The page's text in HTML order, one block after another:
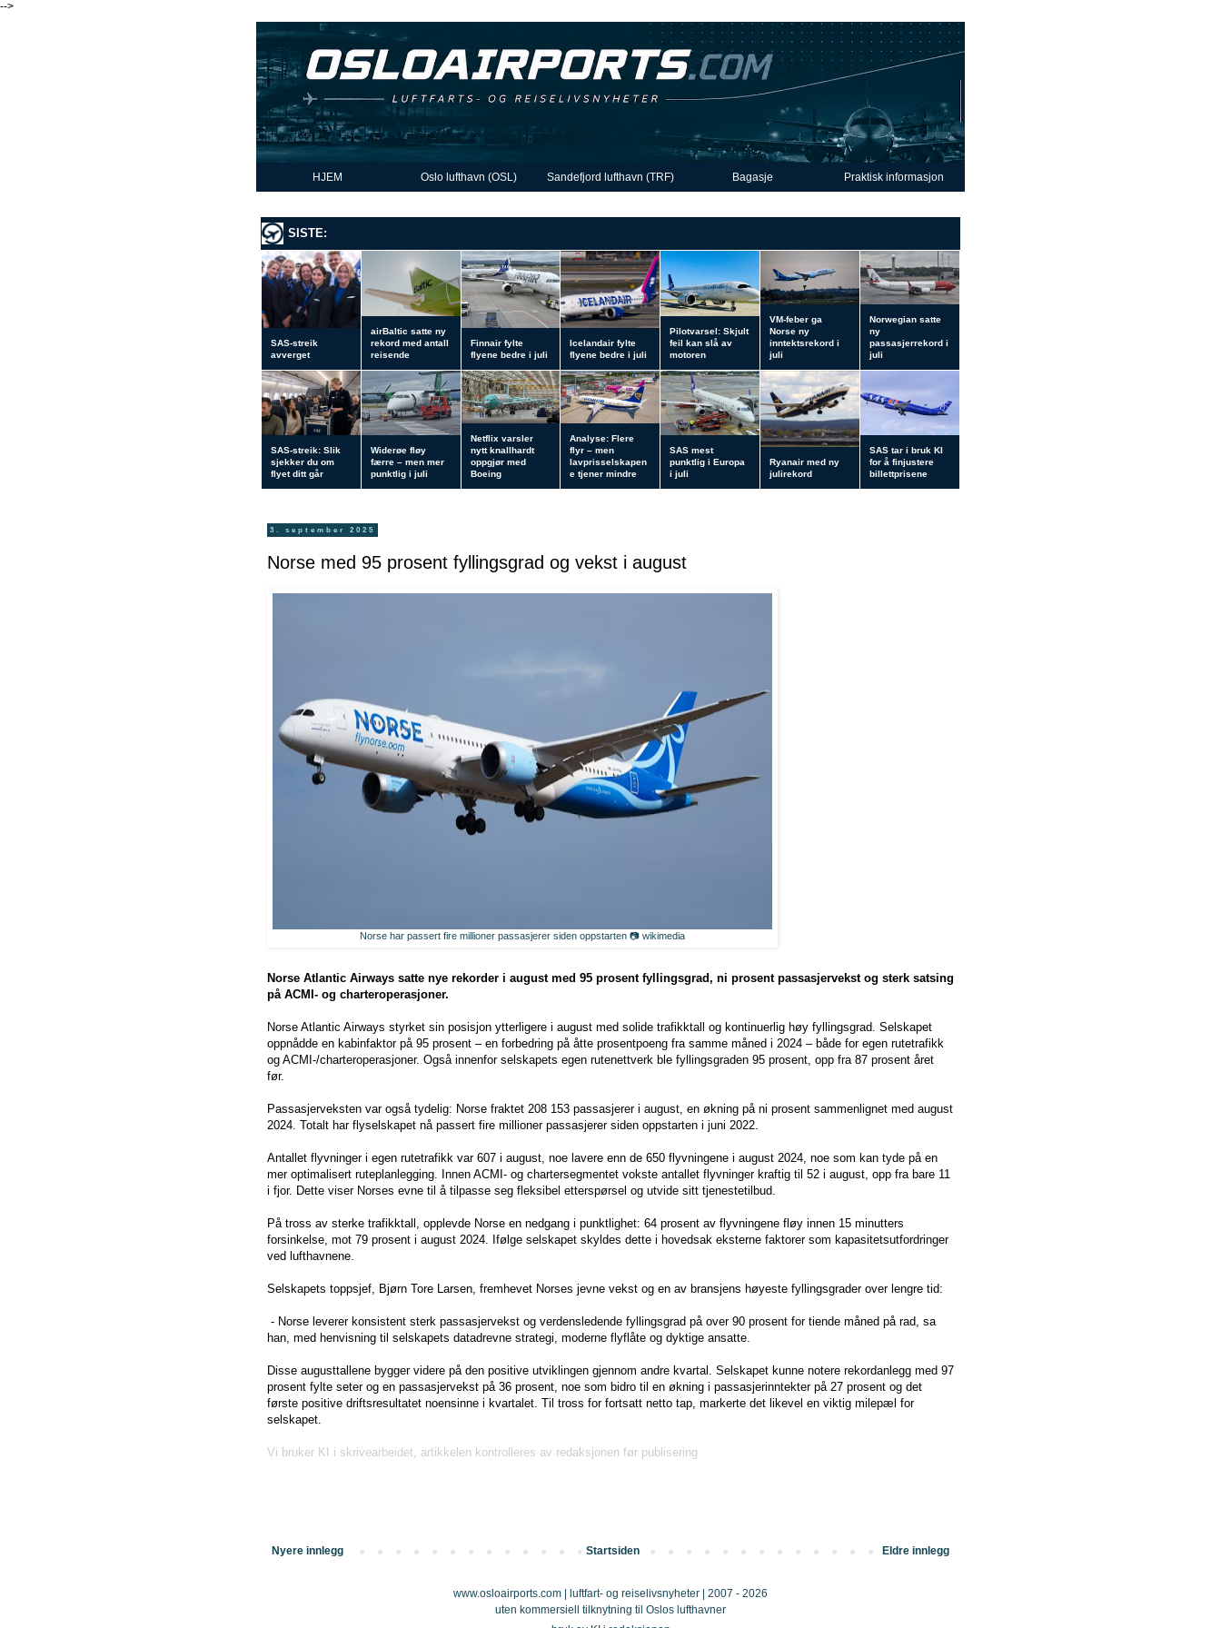
-->
HJEM Oslo lufthavn (OSL) Sandefjord lufthavn (TRF) Bagasje Praktisk informasjon
SISTE:
SAS-streik
avverget
airBaltic satte ny
rekord med antall
reisende
Finnair fylte
flyene bedre i juli
Icelandair fylte
flyene bedre i juli
Pilotvarsel: Skjult
feil kan slå av
motoren
VM-feber ga
Norse ny
inntektsrekord i
juli
Norwegian satte
ny
passasjerrekord i
juli
SAS-streik: Slik
sjekker du om
flyet ditt går
Widerøe fløy
færre – men mer
punktlig i juli
Netflix varsler
nytt knallhardt
oppgjør med
Boeing
Analyse: Flere
flyr – men
lavprisselskapen
e tjener mindre
SAS mest
punktlig i Europa
i juli
Ryanair med ny
julirekord
SAS tar i bruk KI
for å finjustere
billettprisene
3. september 2025
Norse med 95 prosent fyllingsgrad og vekst i august
Norse har passert fire millioner passasjerer siden oppstarten 📷 wikimedia
Norse Atlantic Airways satte nye rekorder i august med 95 prosent fyllingsgrad, ni prosent passasjervekst og sterk satsing
på ACMI- og charteroperasjoner.
Norse Atlantic Airways styrket sin posisjon ytterligere i august med solide trafikktall og kontinuerlig høy fyllingsgrad. Selskapet
oppnådde en kabinfaktor på 95 prosent – en forbedring på åtte prosentpoeng fra samme måned i 2024 – både for egen rutetrafikk
og ACMI-/charteroperasjoner. Også innenfor selskapets egen rutenettverk ble fyllingsgraden 95 prosent, opp fra 87 prosent året
før.
Passasjerveksten var også tydelig: Norse fraktet 208 153 passasjerer i august, en økning på ni prosent sammenlignet med august
2024. Totalt har flyselskapet nå passert fire millioner passasjerer siden oppstarten i juni 2022.
Antallet flyvninger i egen rutetrafikk var 607 i august, noe lavere enn de 650 flyvningene i august 2024, noe som kan tyde på en
mer optimalisert ruteplanlegging. Innen ACMI- og chartersegmentet vokste antallet flyvninger kraftig til 52 i august, opp fra bare 11
i fjor. Dette viser Norses evne til å tilpasse seg fleksibel etterspørsel og utvide sitt tjenestetilbud.
På tross av sterke trafikktall, opplevde Norse en nedgang i punktlighet: 64 prosent av flyvningene fløy innen 15 minutters
forsinkelse, mot 79 prosent i august 2024. Ifølge selskapet skyldes dette i hovedsak eksterne faktorer som kapasitetsutfordringer
ved lufthavnene.
Selskapets toppsjef, Bjørn Tore Larsen, fremhevet Norses jevne vekst og en av bransjens høyeste fyllingsgrader over lengre tid:
- Norse leverer konsistent sterk passasjervekst og verdensledende fyllingsgrad på over 90 prosent for tiende måned på rad, sa
han, med henvisning til selskapets datadrevne strategi, moderne flyflåte og dyktige ansatte.
Disse augusttallene bygger videre på den positive utviklingen gjennom andre kvartal. Selskapet kunne notere rekordanlegg med 97
prosent fylte seter og en passasjervekst på 36 prosent, noe som bidro til en økning i passasjerinntekter på 27 prosent og det
første positive driftsresultatet noensinne i kvartalet. Til tross for fortsatt netto tap, markerte det likevel en viktig milepæl for
selskapet.
Vi bruker KI i skrivearbeidet, artikkelen kontrolleres av redaksjonen før publisering
Nyere innlegg Eldre innlegg
Startsiden
www.osloairports.com | luftfart- og reiselivsnyheter | 2007 - 2026
uten kommersiell tilknytning til Oslos lufthavner